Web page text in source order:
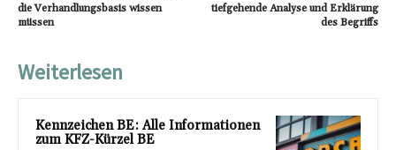
die Verhandlungsbasis wissen
müssen
tiefgehende Analyse und Erklärung
des Begriffs
Weiterlesen
Kennzeichen BE: Alle Informationen
zum KFZ-Kürzel BE